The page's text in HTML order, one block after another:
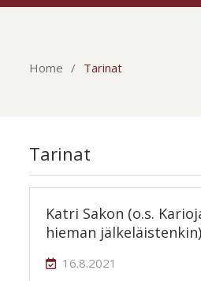
Home Tarinat
Tarinat
Katri Sakon (o.s.
hieman jälkeläistenkin)
16.8.2021